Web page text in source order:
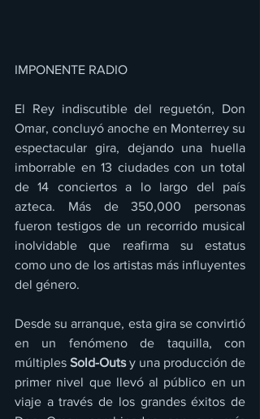
IMPONENTE RADIO
El Rey indiscutible del reguetón, Don
Omar, concluyó anoche en Monterrey su
espectacular gira, dejando una huella
imborrable en 13 ciudades con un total
de 14 conciertos a lo largo del país
azteca. Más de 350,000 personas
fueron testigos de un recorrido musical
inolvidable que reafirma su estatus
como uno de los artistas más influyentes
del género.
Desde su arranque, esta gira se convirtió
en un fenómeno de taquilla, con
múltiples Sold-Outs y una producción de
primer nivel que llevó al público en un
viaje a través de los grandes éxitos de